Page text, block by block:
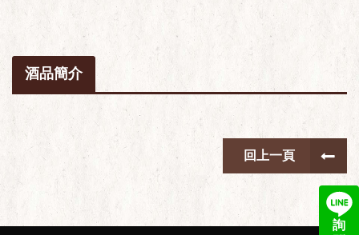
詢
酒品簡介
回上一頁